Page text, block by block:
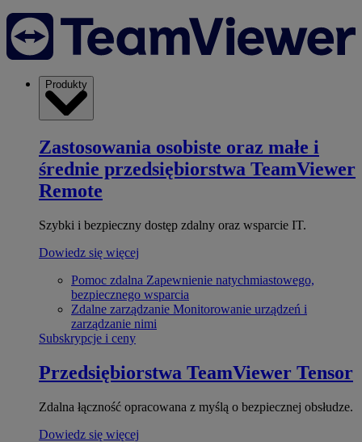
Produkty
Zastosowania osobiste oraz małe i
średnie przedsiębiorstwa TeamViewer
Remote
Szybki i bezpieczny dostęp zdalny oraz wsparcie IT.
Dowiedz się więcej
Pomoc zdalna Zapewnienie natychmiastowego,
bezpiecznego wsparcia
Zdalne zarządzanie Monitorowanie urządzeń i
zarządzanie nimi
Subskrypcje i ceny
Przedsiębiorstwa TeamViewer Tensor
Zdalna łączność opracowana z myślą o bezpiecznej obsłudze.
Dowiedz się więcej